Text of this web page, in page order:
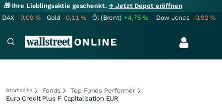
🎁 Ihre Lieblingsaktie geschenkt.→ Jetzt Depot eröffnen
DAX -0,09% Gold -0,11% Öl (Brent) +4,75% Dow Jones -0,92%
Startseite Fonds
Top Fonds Performer
Euro Credit Plus F Capitalisation EUR